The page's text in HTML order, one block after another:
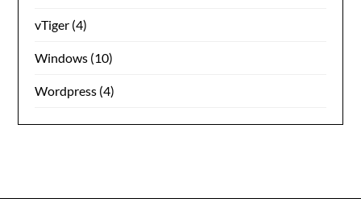
vTiger (4)
Windows (10)
Wordpress (4)